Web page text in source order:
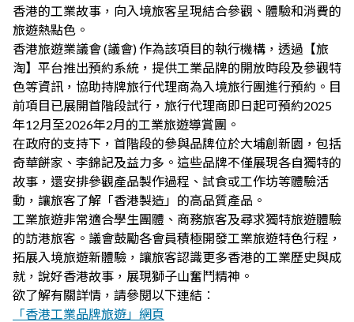
香港的工業故事，向入境旅客呈現結合參觀、體驗和消費的
旅遊熱點色。
香港旅遊業議會 (議會) 作為該項目的執行機構，透過【旅
淘】平台推出預約系統，提供工業品牌的開放時段及參觀特
色等資訊，協助持牌旅行代理商為入境旅行團進行預約。目
前項目已展開首階段試行，旅行代理商即日起可預約2025
年12月至2026年2月的工業旅遊導賞團。
在政府的支持下，首階段的參與品牌位於大埔創新園，包括
奇華餅家、李錦記及益力多。這些品牌不僅展現各自獨特的
故事，還安排參觀產品製作過程、試食或工作坊等體驗活
動，讓旅客了解「香港製造」的高品質產品。
工業旅遊非常適合學生團體、商務旅客及尋求獨特旅遊體驗
的訪港旅客。議會鼓勵各會員積極開發工業旅遊特色行程，
拓展入境旅遊新體驗，讓旅客認識更多香港的工業歷史與成
就，說好香港故事，展現獅子山奮鬥精神。
欲了解有關詳情，請參閱以下連結︰
「香港工業品牌旅遊」網頁